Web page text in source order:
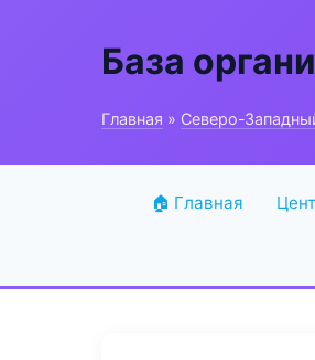
База
Главная » Северо-
🏠 Главная